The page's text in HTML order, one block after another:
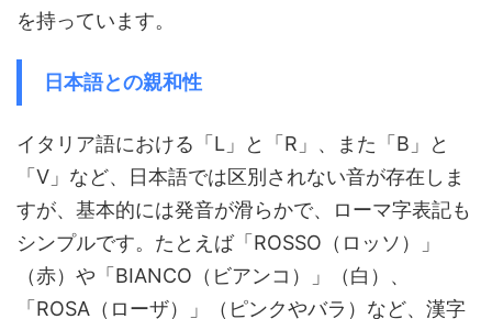
を持っています。
日本語との親和性
イタリア語における「L」と「R」、また「B」と
「V」など、日本語では区別されない音が存在しま
すが、基本的には発音が滑らかで、ローマ字表記も
シンプルです。たとえば「ROSSO（ロッソ）」
（赤）や「BIANCO（ビアンコ）」（白）、
「ROSA（ローザ）」（ピンクやバラ）など、漢字